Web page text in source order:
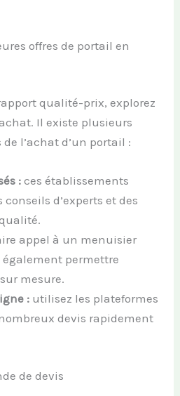
offres de portail en
qualité-prix, explorez
Il existe plusieurs
l’achat d’un portail :
: ces établissements
d’experts et des
appel à un menuisier
permettre
mesure.
: utilisez les plateformes
devis rapidement
de devis